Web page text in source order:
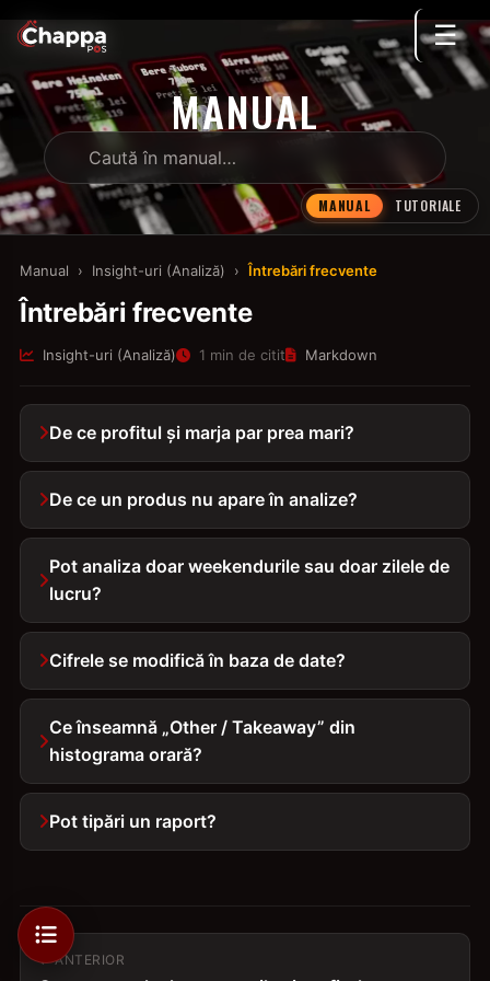
☰
MANUAL
MANUAL TUTORIALE
Manual › Insight-uri (Analiză) ›Întrebări frecvente
Întrebări frecvente
Insight-uri (Analiză) 1 min de citit Markdown
De ce profitul și marja par prea mari?
De ce un produs nu apare în analize?
Pot analiza doar weekendurile sau doar zilele de
lucru?
Cifrele se modifică în baza de date?
Ce înseamnă „Other / Takeaway” din
histograma orară?
Pot tipări un raport?
ANTERIOR